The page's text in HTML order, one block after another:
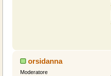
orsidanna
Moderatore